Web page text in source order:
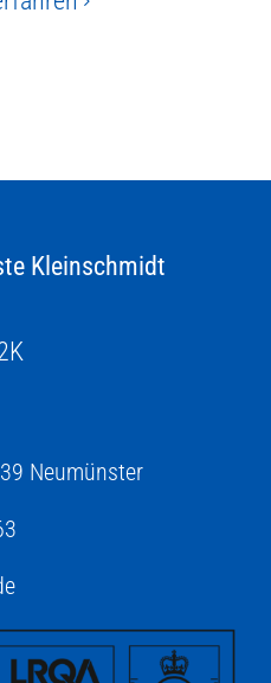
Kleinschmidt
Neumünster